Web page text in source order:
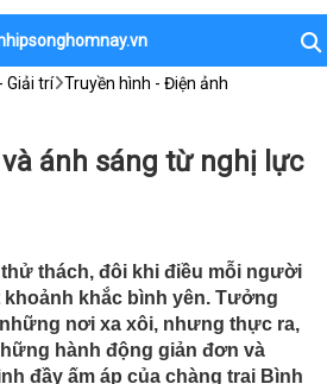
Giải trí Truyền hình - Điện ảnh
ánh sáng từ nghị lực
thách, đôi khi điều mỗi người
khoảnh khắc bình yên. Tưởng
nơi xa xôi, nhưng thực ra,
hành động giản đơn và
đầy ấm áp của chàng trai Bình